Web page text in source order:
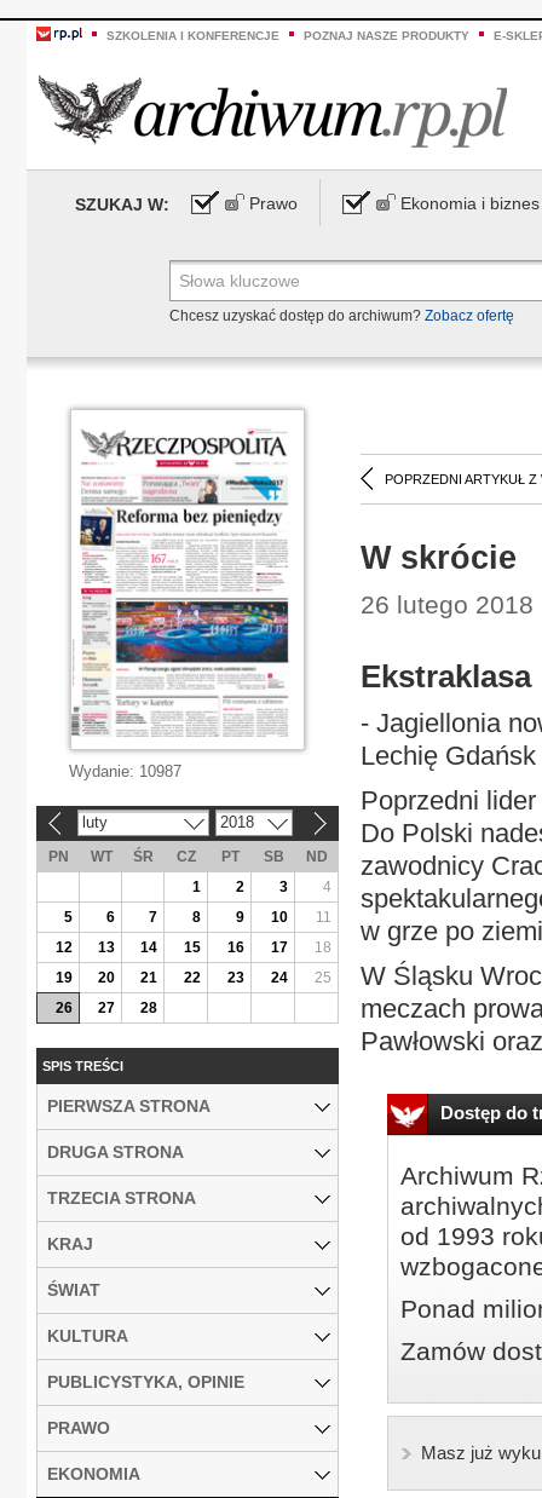
SZKOLENIA I KONFERENCJE POZNAJ NASZE PRODUKTY E-
SZUKAJ W: Prawo Ekonomia i biznes
Chcesz uzyskać dostęp do archiwum? Zobacz ofertę
POPRZEDNI ARTYKUŁ Z
W skrócie
26 lutego 2018
Ekstraklasa
- Jagiellonia
Lechię
Poprzedni
Do Polski
zawodnicy
w grze po
W Śląsku
meczach
Pawłowski
Dostęp do
Archiwum
od 1993
Ponad
Zamów
Masz już
Wydanie: 10987
luty 2018
PN WT ŚR CZ PT SB
ND
1
2 3
4
5
6 7 8 9 10
11
12
13 14 15 16 17
18
19
20 21 22 23 24
25
26
27 28
SPIS TREŚCI
PIERWSZA STRONA
DRUGA STRONA
TRZECIA STRONA
KRAJ
ŚWIAT
KULTURA
PUBLICYSTYKA, OPINIE
PRAWO
EKONOMIA